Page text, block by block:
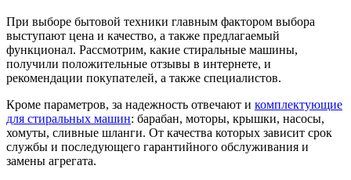
При выборе бытовой техники главным фактором выбора
выступают цена и качество, а также предлагаемый
функционал. Рассмотрим, какие стиральные машины,
получили положительные отзывы в интернете, и
рекомендации покупателей, а также специалистов.
Кроме параметров, за надежность отвечают и комплектующие
для стиральных машин: барабан, моторы, крышки, насосы,
хомуты, сливные шланги. От качества которых зависит срок
службы и последующего гарантийного обслуживания и
замены агрегата.